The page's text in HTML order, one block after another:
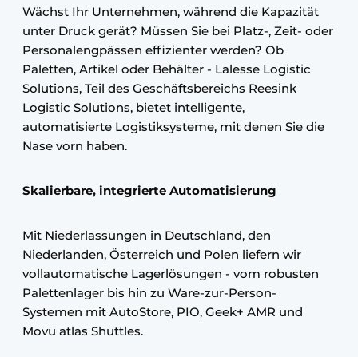
Wächst Ihr Unternehmen, während die Kapazität
unter Druck gerät? Müssen Sie bei Platz-, Zeit- oder
Personalengpässen effizienter werden? Ob
Paletten, Artikel oder Behälter - Lalesse Logistic
Solutions, Teil des Geschäftsbereichs Reesink
Logistic Solutions, bietet intelligente,
automatisierte Logistiksysteme, mit denen Sie die
Nase vorn haben.
Skalierbare, integrierte Automatisierung
Mit Niederlassungen in Deutschland, den
Niederlanden, Österreich und Polen liefern wir
vollautomatische Lagerlösungen - vom robusten
Palettenlager bis hin zu Ware-zur-Person-
Systemen mit AutoStore, PIO, Geek+ AMR und
Movu atlas Shuttles.